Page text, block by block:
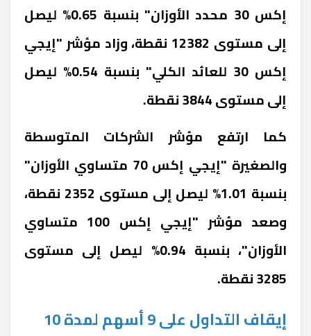
إكس 30 محدد الأوزان" بنسبة 0.65% ليصل
إلى مستوى 12382 نقطة، وزاد مؤشر "إيجي
إكس 30 للعائد الكلي" بنسبة 0.54% ليصل
إلى مستوى 3844 نقطة.
كما ارتفع مؤشر الشركات المتوسطة
والصغيرة "إيجي إكس 70 متساوي الأوزان"
بنسبة 1.01% ليصل إلى مستوى 2352 نقطة،
وصعد مؤشر "إيجي إكس 100 متساوي
الأوزان"، بنسبة 0.94% ليصل إلى مستوى
3285 نقطة.
إيقاف التداول على 9 أسهم لمدة 10